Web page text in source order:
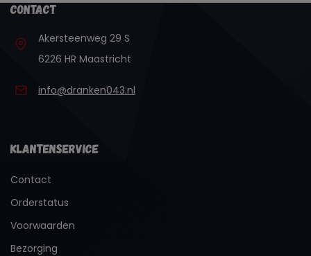
Contact
Akersteenweg 29 S
6226 HR Maastricht
info@dranken043.nl
Klantenservice
Contact
Orderstatus
Voorwaarden
Bezorging